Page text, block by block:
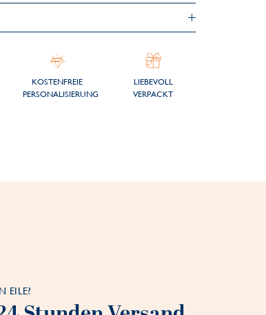
KOSTENFREIE
PERSONALISIERUNG
LIEBEVOLL
VERPACKT
EILE?